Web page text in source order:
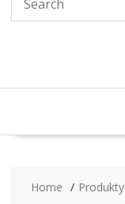
Home
Produkty